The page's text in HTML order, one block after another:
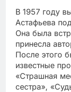
В 1957 году
Астафьева
Она была
принесла
После этого
известные
«Страшная
сестра»,